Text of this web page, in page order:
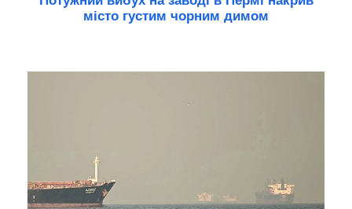
місто густим чорним димом